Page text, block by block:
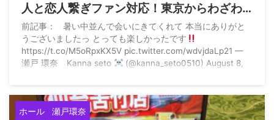
人と恋人繋ぎファン対応！東京からわざわ
ざ参戦する猛者もいた模様
前記事： 暑い中並んで会いにきてくれて 本当にありがと
うございましたっ とっても楽しかったです
https://t.co/M5oRpxKX5V pic.twitter.com/wdvjdaLp21 —
瀬戸 環奈 Kanna seto
(@kanna_seto0510) August 8,
ホール 瀬戸環奈